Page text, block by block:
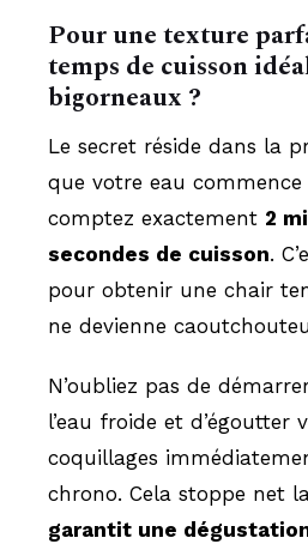
Pour une texture
temps de cuisson
bigorneaux ?
Le secret réside dans la
que votre eau
comptez exactement 2
secondes de cuisson.
pour obtenir une chair
ne devienne
N’oubliez pas de
l’eau froide et d’égoutter
coquillages
chrono. Cela stoppe net
garantit une